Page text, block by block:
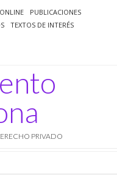
PUBLICACIONES
TEXTOS DE INTERÉS
PRIVADO